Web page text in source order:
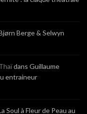
Berge & Selwyn
dans Guillaume
entraineur
Soul à Fleur de Peau au